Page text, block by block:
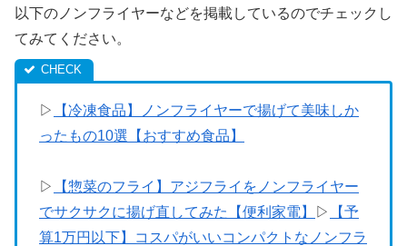
以下のノンフライヤーなどを掲載しているのでチェックし
てみてください。
▷
【冷凍食品】ノンフライヤーで揚げて美味しか
ったもの10選【おすすめ食品】
▷
【惣菜のフライ】アジフライをノンフライヤー
でサクサクに揚げ直してみた【便利家電】
▷
【予
算1万円以下】コスパがいいコンパクトなノンフラ